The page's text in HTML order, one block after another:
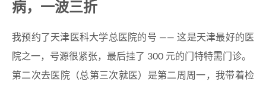
病，一波三折
我预约了天津医科大学总医院的号 —— 这是天津最好的医
院之一，号源很紧张，最后挂了 300 元的门特特需门诊。
第二次去医院（总第三次就医）是第二周周一，我带着检